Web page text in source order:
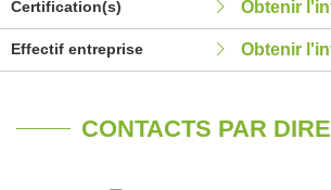
Certification(s) Obtenir
Effectif entreprise Obtenir
CONTACTS PAR